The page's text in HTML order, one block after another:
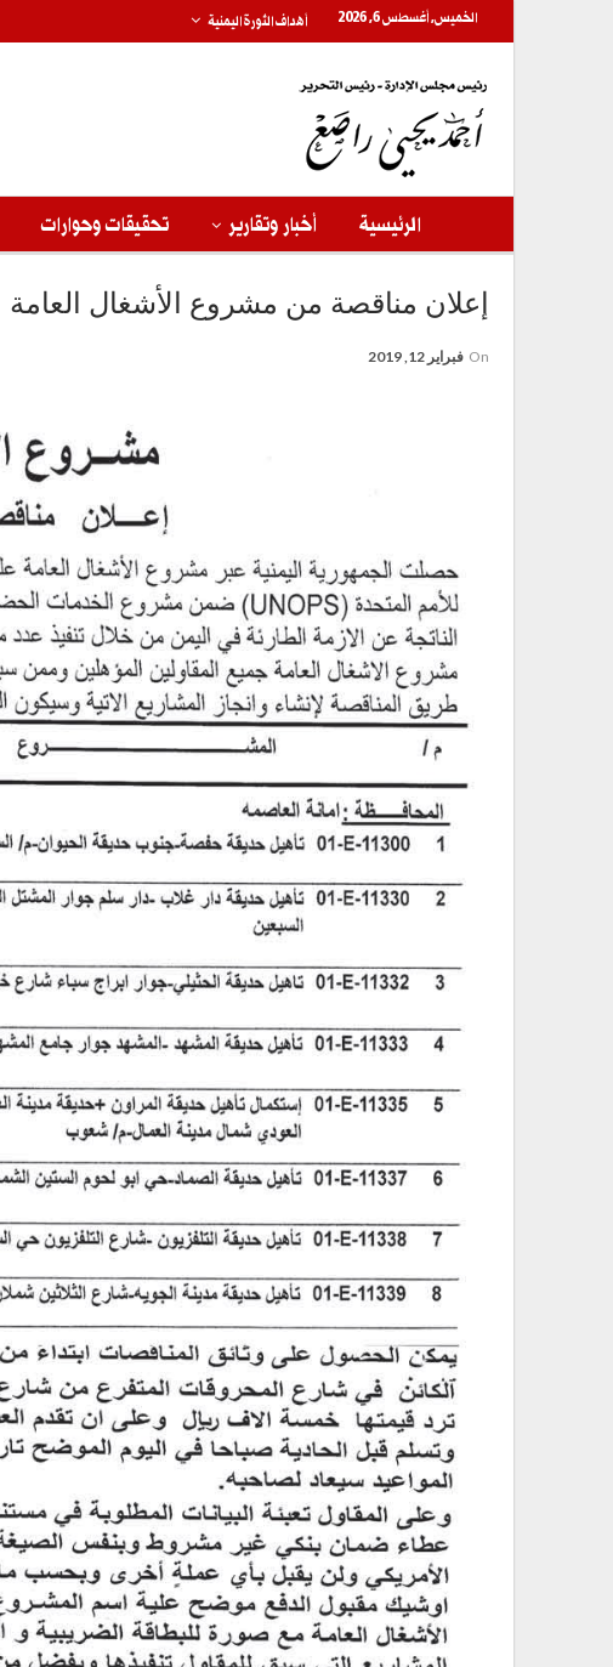
الخميس, أغسطس 6, 2026 أهداف الثورة اليمنية
الرئيسية أخبار وتقارير تحقيقات وحوارات
إعلان مناقصة من مشروع الأشغال العامة
On فبراير 12, 2019